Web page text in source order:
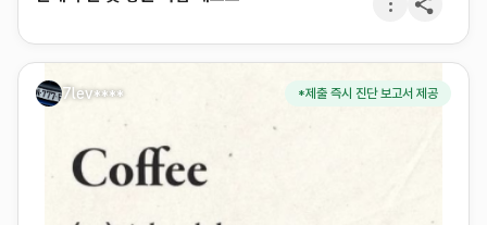
7lev**** *제출 즉시 진단 보고서 제공